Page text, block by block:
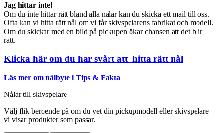
Jag hittar inte!
Om du inte hittar rätt bland alla nålar kan du skicka ett mail till oss.
Ofta kan vi hitta rätt nål om vi får skivspelarens fabrikat och modell.
Om du skickar med en bild på pickupen ökar chansen att det blir
rätt.
Klicka här om du har svårt att hitta rätt nål
Läs mer om nålbyte i Tips & Fakta
Nålar till skivspelare
Välj flik beroende på om du vet din pickupmodell eller skivspelare –
vi visar produkter som passar.